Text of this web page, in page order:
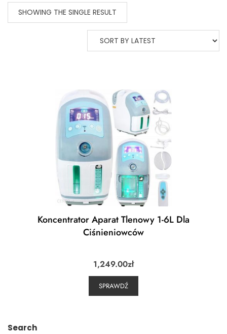
SHOWING THE SINGLE RESULT
Koncentrator Aparat Tlenowy 1-6L Dla
Ciśnieniowców
1,249.00zł
SPRAWDŹ
Search